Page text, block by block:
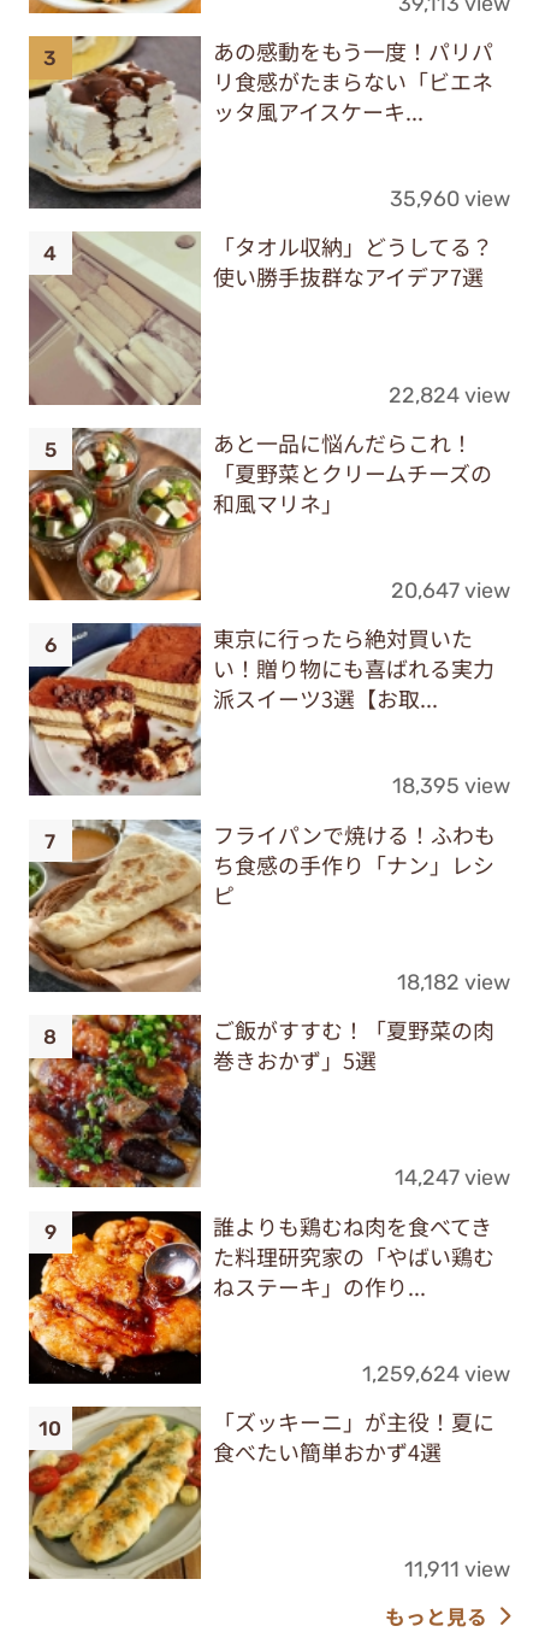
あの感動をもう一度！パリパ
リ食感がたまらない「ビエネ
ッタ風アイスケーキ...
35,960 view
「タオル収納」どうしてる？
使い勝手抜群なアイデア7選
22,824 view
あと一品に悩んだらこれ！
「夏野菜とクリームチーズの
和風マリネ」
20,647 view
東京に行ったら絶対買いた
い！贈り物にも喜ばれる実力
派スイーツ3選【お取...
18,395 view
フライパンで焼ける！ふわも
ち食感の手作り「ナン」レシ
ピ
18,182 view
ご飯がすすむ！「夏野菜の肉
巻きおかず」5選
14,247 view
誰よりも鶏むね肉を食べてき
た料理研究家の「やばい鶏む
ねステーキ」の作り...
1,259,624 view
「ズッキーニ」が主役！夏に
食べたい簡単おかず4選
11,911 view
もっと見る